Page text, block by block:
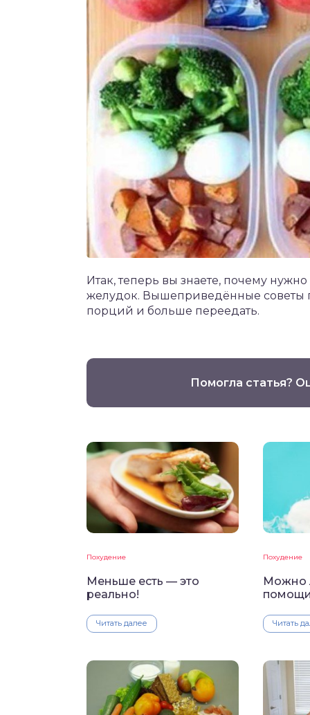
Итак, теперь вы знаете, почему
желудок. Вышеприведённые советы
порций и больше переедать.
Помогла статья?
Похудение
Меньше есть — это
реально!
Читать далее
Похудение
Можно
Читать